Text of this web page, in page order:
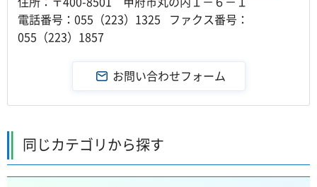
電話番号：055（223）1325 ファクス番号：
055（223）1857
同じカテゴリから探す